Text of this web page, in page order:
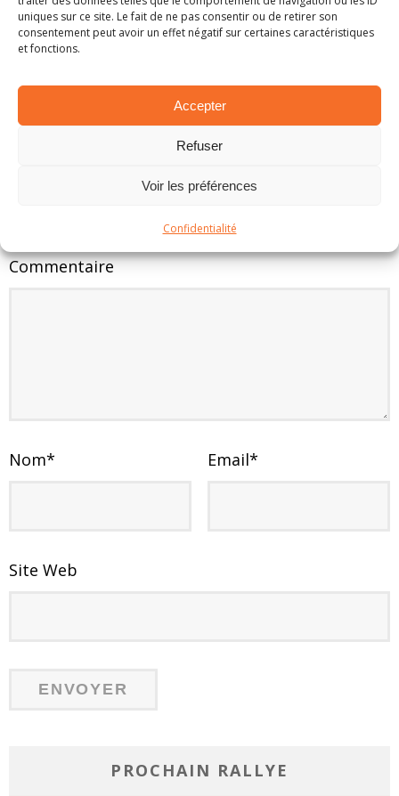
uniques sur ce site. Le fait de ne pas consentir ou de retirer son
consentement peut avoir un effet négatif sur certaines caractéristiques
et fonctions.
Accepter
Refuser
Voir les préférences
Confidentialité
LAISSER UN COMMENTAIRE
Votre adresse e-mail ne sera pas publiée.
Commentaire
Nom* Email*
Site Web
PROCHAIN RALLYE